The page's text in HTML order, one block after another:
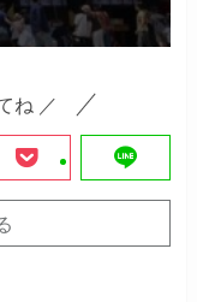
ね ／